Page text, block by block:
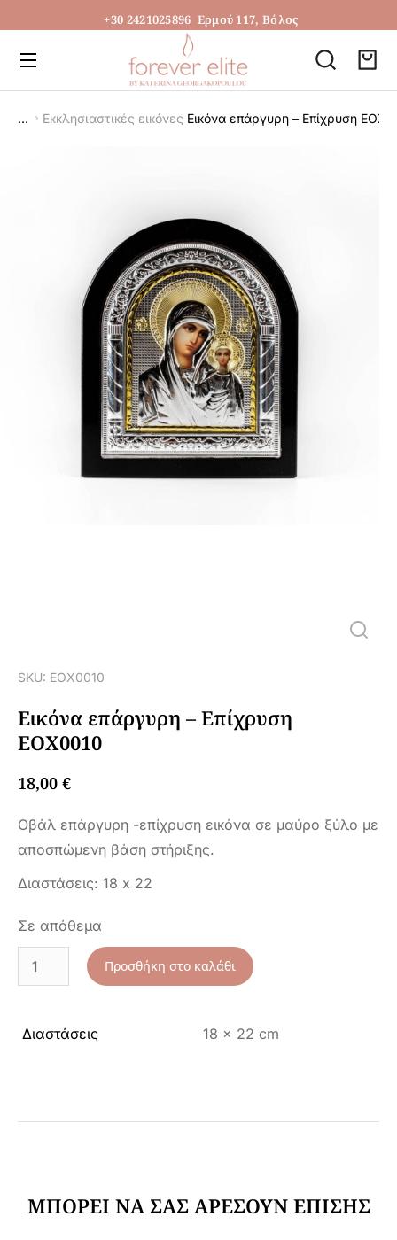
+30 2421025896 Ερμού 117, Βόλος
You are here:
Εκκλησιαστικές εικόνες Εικόνα επάργυρη – Επίχρυση
SKU: ΕΟΧ0010
Εικόνα επάργυρη – Επίχρυση
ΕΟΧ0010
18,00 €
Οβάλ επάργυρη -επίχρυση εικόνα σε μαύρο ξύλο με
αποσπώμενη βάση στήριξης.
Διαστάσεις: 18 x 22
Σε απόθεμα
Προσθήκη στο καλάθι
Διαστάσεις 18 × 22 cm
ΜΠΟΡΕΊ ΝΑ ΣΑΣ ΑΡΈΣΟΥΝ ΕΠΊΣΗΣ